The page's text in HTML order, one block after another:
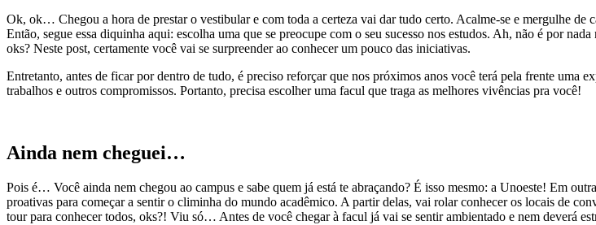
Ok, ok… Chegou a hora de prestar o vestibular e com toda a certeza vai dar tudo certo. Acalme-se e mergulhe
Então, segue essa diquinha aqui: escolha uma que se preocupe com o seu sucesso nos estudos. Ah, não é por
oks? Neste post, certamente você vai se surpreender ao conhecer um pouco das iniciativas.
Entretanto, antes de ficar por dentro de tudo, é preciso reforçar que nos próximos anos você terá pela frente uma
trabalhos e outros compromissos. Portanto, precisa escolher uma facul que traga as melhores vivências pra você!
Ainda nem cheguei…
Pois é… Você ainda nem chegou ao campus e sabe quem já está te abraçando? É isso mesmo: a Unoeste! Em
proativas para começar a sentir o climinha do mundo acadêmico. A partir delas, vai rolar conhecer os locais de
tour para conhecer todos, oks?! Viu só… Antes de você chegar à facul já vai se sentir ambientado e nem deverá